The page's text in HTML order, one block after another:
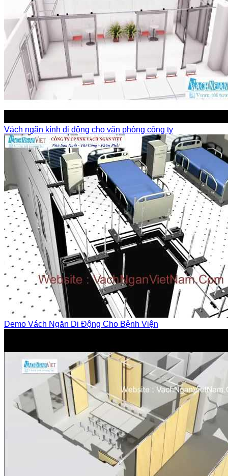
Vách ngăn kính di động cho văn phòng công ty
Demo Vách Ngăn Di Động Cho Bệnh Viện